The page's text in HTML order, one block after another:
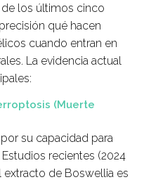
los últimos cinco
qué hacen
cuando entran en
La evidencia actual
(Muerte
su capacidad para
recientes (2024
de Boswellia es